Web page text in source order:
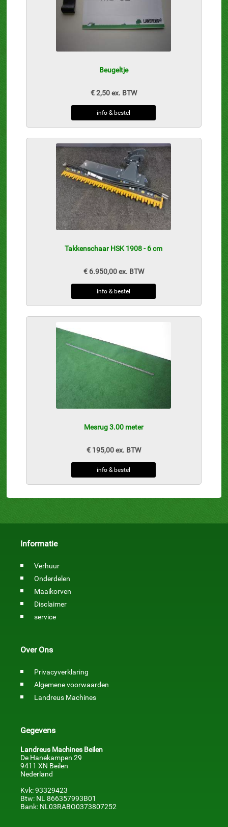
Beugeltje
€ 2,50 ex. BTW
info & bestel
Takkenschaar HSK 1908 - 6 cm
€ 6.950,00 ex. BTW
info & bestel
Mesrug 3.00 meter
€ 195,00 ex. BTW
info & bestel
Informatie
Verhuur
Onderdelen
Maaikorven
Disclaimer
service
Over Ons
Privacyverklaring
Algemene voorwaarden
Landreus Machines
Gegevens
Landreus Machines Beilen
De Hanekampen 29
9411 XN Beilen
Nederland
Kvk: 93329423
Btw: NL 866357993B01
Bank: NL03RABO0373807252